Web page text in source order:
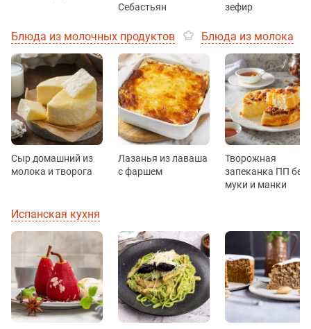
Себастьян
зефир
Блюда из молочных продуктов Блюда из молока
Сыр домашний из
молока и творога
Лазанья из лаваша
с фаршем
Творожная
запеканка ПП без
муки и манки
Испанская кухня